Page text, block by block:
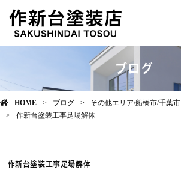
ブログ
HOME ブログ その他エリア/船橋市/千葉市
作新台塗装工事足場解体
作新台塗装工事足場解体